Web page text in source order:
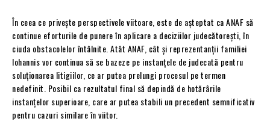
În ceea ce privește perspectivele viitoare, este de așteptat ca ANAF să
continue eforturile de punere în aplicare a deciziilor judecătorești, în
ciuda obstacolelor întâlnite. Atât ANAF, cât și reprezentanții familiei
Iohannis vor continua să se bazeze pe instanțele de judecată pentru
soluționarea litigiilor, ce ar putea prelungi procesul pe termen
nedefinit. Posibil ca rezultatul final să depindă de hotărârile
instanțelor superioare, care ar putea stabili un precedent semnificativ
pentru cazuri similare în viitor.